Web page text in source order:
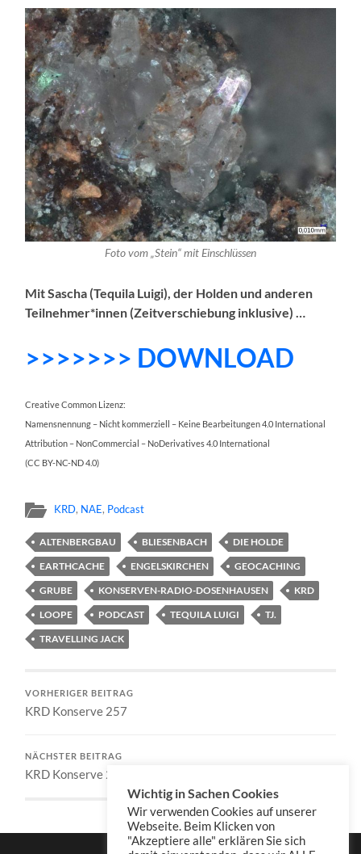
Foto vom „Stein“ mit Einschlüssen
Mit Sascha (Tequila Luigi), der Holden und anderen
Teilnehmer*innen (Zeitverschiebung inklusive) …
>>>>>>> DOWNLOAD
Creative Common Lizenz:
Namensnennung – Nicht kommerziell – Keine Bearbeitungen 4.0 International
Attribution – NonCommercial – NoDerivatives 4.0 International
(CC BY-NC-ND 4.0)
KRD, NAE, Podcast
ALTENBERGBAU BLIESENBACH
DIE HOLDE
EARTHCACHE
ENGELSKIRCHEN
GEOCACHING
GRUBE
KONSERVEN-RADIO-DOSENHAUSEN
KRD
LOOPE
PODCAST TEQUILA LUIGI
TJ.
TRAVELLING JACK
VORHERIGER BEITRAG
KRD Konserve 257
NÄCHSTER BEITRAG
KRD Konserve 259
Wichtig in Sachen Cookies
Wir verwenden Cookies auf unserer
Webseite. Beim Klicken von
"Akzeptiere alle" erklären Sie sich